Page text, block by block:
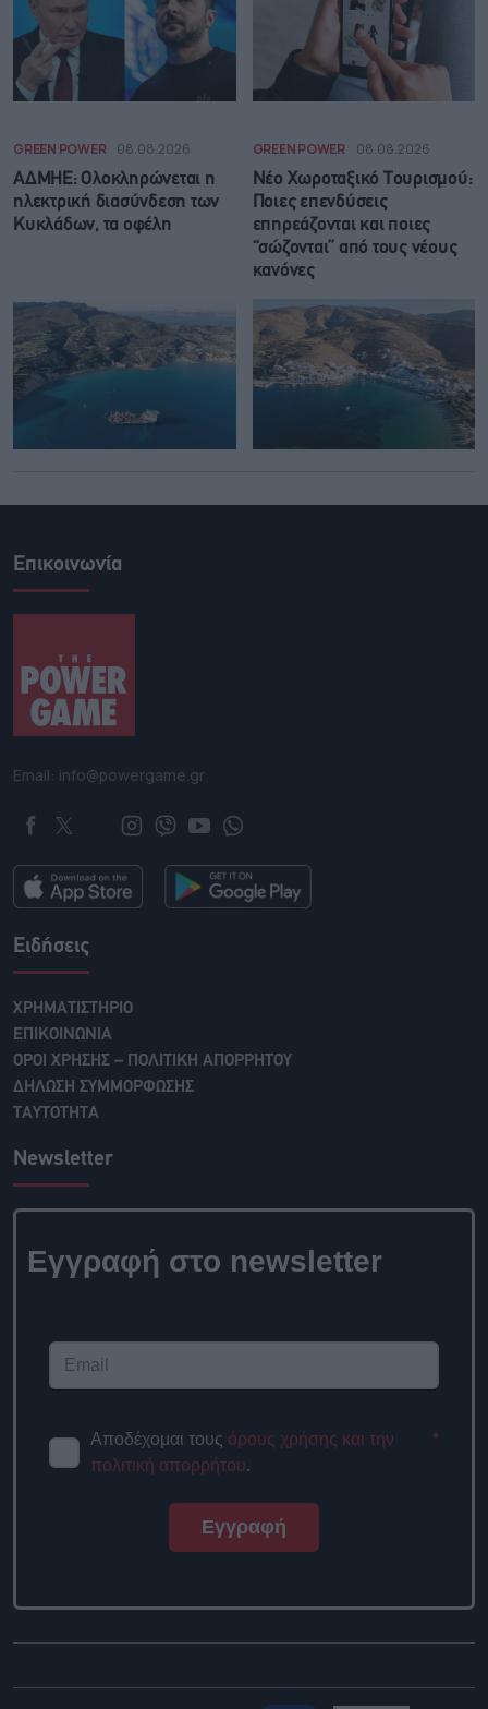
GREEN POWER 08.08.2026
ΑΔΜΗΕ: Ολοκληρώνεται η
ηλεκτρική διασύνδεση των
Κυκλάδων, τα οφέλη
GREEN POWER 08.08.2026
Νέο Χωροταξικό Τουρισμού:
Ποιες επενδύσεις
επηρεάζονται και ποιες
“σώζονται” από τους νέους
κανόνες
Επικοινωνία
Email: info@powergame.gr
Ειδήσεις
ΧΡΗΜΑΤΙΣΤΗΡΙΟ
ΕΠΙΚΟΙΝΩΝΙΑ
ΟΡΟΙ ΧΡΗΣΗΣ – ΠΟΛΙΤΙΚΗ ΑΠΟΡΡΗΤΟΥ
ΔΗΛΩΣΗ ΣΥΜΜΟΡΦΩΣΗΣ
ΤΑΥΤΟΤΗΤΑ
Newsletter
Εγγραφή στο
Αποδέχομαι τους
και την πολιτική απορρήτου